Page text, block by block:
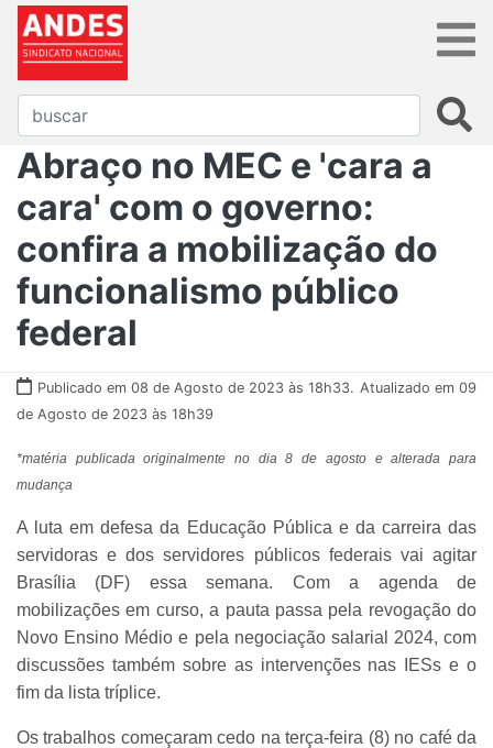
Abraço no MEC e 'cara a
cara' com o governo:
confira a mobilização do
funcionalismo público
federal
Publicado em 08 de Agosto de 2023 às 18h33. Atualizado em 09
de Agosto de 2023 às 18h39
*matéria publicada originalmente no dia 8 de agosto e alterada para
mudança
A luta em defesa da Educação Pública e da carreira das
servidoras e dos servidores públicos federais vai agitar
Brasília (DF) essa semana. Com a agenda de
mobilizações em curso, a pauta passa pela revogação do
Novo Ensino Médio e pela negociação salarial 2024, com
discussões também sobre as intervenções nas IESs e o
fim da lista tríplice.
Os trabalhos começaram cedo na terça-feira (8) no café da